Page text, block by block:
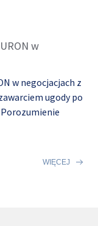
w
w negocjacjach z
ugody po
WIĘCEJ